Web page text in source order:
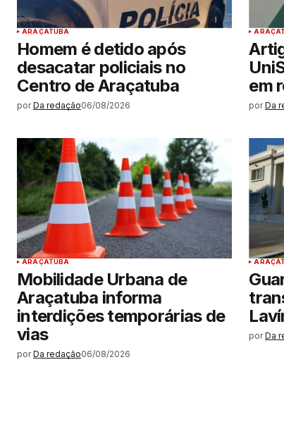
ARAÇATUBA
Homem é detido após
desacatar policiais no
Centro de Araçatuba
por Da redação06/08/2026
em
por Da
ARAÇATUBA
Mobilidade Urbana de
Araçatuba informa
interdições temporárias de
vias
por Da redação06/08/2026
por Da